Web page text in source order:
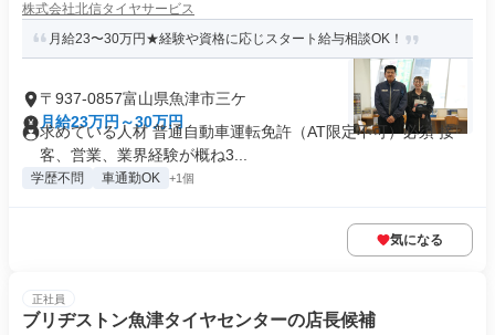
株式会社北信タイヤサービス
月給23〜30万円★経験や資格に応じスタート給与相談OK！
〒937-0857富山県魚津市三ケ
月給23万円～30万円
求めている人材 普通自動車運転免許（AT限定不可）必須 接
客、営業、業界経験が概ね3...
学歴不問 車通勤OK +1個
気になる
正社員
ブリヂストン魚津タイヤセンターの店長候補